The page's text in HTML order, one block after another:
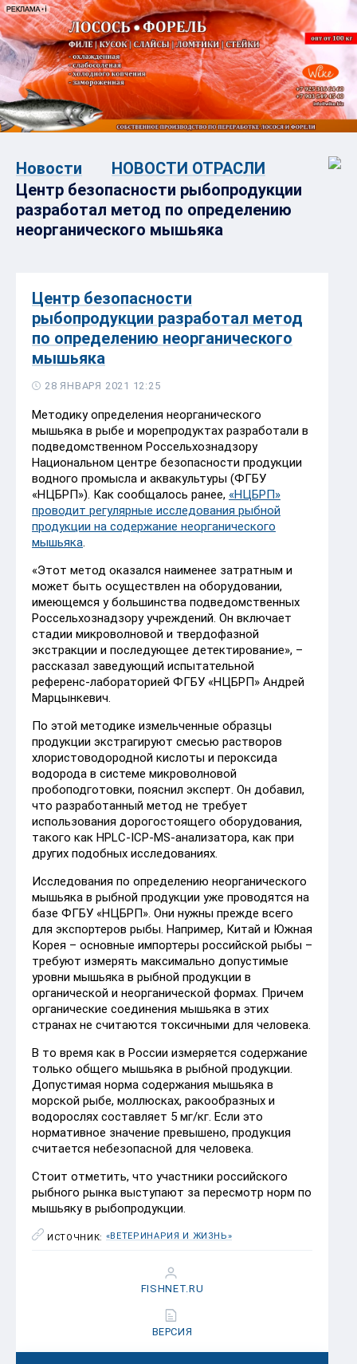
Новости
НОВОСТИ ОТРАСЛИ
Центр безопасности рыбопродукции
разработал метод по определению
неорганического мышьяка
Центр безопасности
рыбопродукции разработал метод
по определению неорганического
мышьяка
28 ЯНВАРЯ 2021 12:25
Методику определения неорганического
мышьяка в рыбе и морепродуктах разработали в
подведомственном Россельхознадзору
Национальном центре безопасности продукции
водного промысла и аквакультуры (ФГБУ
«НЦБРП»). Как сообщалось ранее, «НЦБРП»
проводит регулярные исследования рыбной
продукции на содержание неорганического
мышьяка.
«Этот метод оказался наименее затратным и
может быть осуществлен на оборудовании,
имеющемся у большинства подведомственных
Россельхознадзору учреждений. Он включает
стадии микроволновой и твердофазной
экстракции и последующее детектирование», –
рассказал заведующий испытательной
референс-лабораторией ФГБУ «НЦБРП» Андрей
Марцынкевич.
По этой методике измельченные образцы
продукции экстрагируют смесью растворов
хлористоводородной кислоты и пероксида
водорода в системе микроволновой
пробоподготовки, пояснил эксперт. Он добавил,
что разработанный метод не требует
использования дорогостоящего оборудования,
такого как HPLC-ICP-MS-анализатора, как при
других подобных исследованиях.
Исследования по определению неорганического
мышьяка в рыбной продукции уже проводятся на
базе ФГБУ «НЦБРП». Они нужны прежде всего
для экспортеров рыбы. Например, Китай и Южная
Корея – основные импортеры российской рыбы –
требуют измерять максимально допустимые
уровни мышьяка в рыбной продукции в
органической и неорганической формах. Причем
органические соединения мышьяка в этих
странах не считаются токсичными для человека.
В то время как в России измеряется содержание
только общего мышьяка в рыбной продукции.
Допустимая норма содержания мышьяка в
морской рыбе, моллюсках, ракообразных и
водорослях составляет 5 мг/кг. Если это
нормативное значение превышено, продукция
считается небезопасной для человека.
Стоит отметить, что участники российского
рыбного рынка выступают за пересмотр норм по
мышьяку в рыбопродукции.
ИСТОЧНИК: «ВЕТЕРИНАРИЯ И ЖИЗНЬ»
FISHNET.RU
ВЕРСИЯ